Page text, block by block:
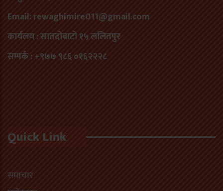
Email: rewaghimire011@gmail.com
कार्यलय : सातदोबाटो १५ ललितपुर
सम्पर्क : +९७७ ९८६ ०१६२२२८
Quick Link
समाचार